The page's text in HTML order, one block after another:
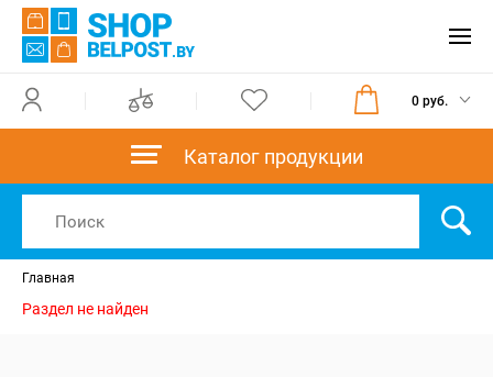
0 руб.
Каталог продукции
Главная
Раздел не найден